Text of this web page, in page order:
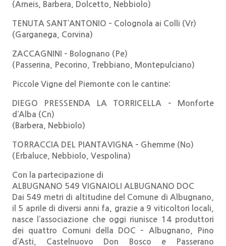
(Arneis, Barbera, Dolcetto, Nebbiolo)
TENUTA SANT’ANTONIO – Colognola ai Colli (Vr)
(Garganega, Corvina)
ZACCAGNINI – Bolognano (Pe)
(Passerina, Pecorino, Trebbiano, Montepulciano)
Piccole Vigne del Piemonte con le cantine:
DIEGO PRESSENDA LA TORRICELLA – Monforte
d’Alba (Cn)
(Barbera, Nebbiolo)
TORRACCIA DEL PIANTAVIGNA – Ghemme (No)
(Erbaluce, Nebbiolo, Vespolina)
Con la partecipazione di
ALBUGNANO 549 VIGNAIOLI ALBUGNANO DOC
Dai 549 metri di altitudine del Comune di Albugnano,
il 5 aprile di diversi anni fa, grazie a 9 viticoltori locali,
nasce l’associazione che oggi riunisce 14 produttori
dei quattro Comuni della DOC – Albugnano, Pino
d’Asti, Castelnuovo Don Bosco e Passerano